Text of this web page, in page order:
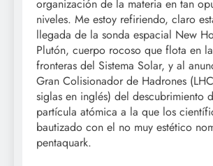
organización de la materia en tan
niveles. Me estoy refiriendo, claro
llegada de la sonda espacial New
Plutón, cuerpo rocoso que flota en
fronteras del Sistema Solar, y al
Gran Colisionador de Hadrones
siglas en inglés) del descubrimiento
partícula atómica a la que los
bautizado con el no muy estético
pentaquark.